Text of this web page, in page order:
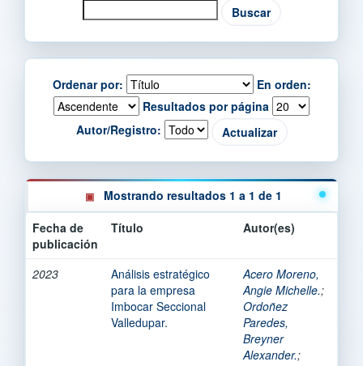
Ordenar por:
En orden:
Resultados por página
Autor/Registro:
Mostrando resultados 1 a 1 de 1
Fecha de
publicación
Título Autor(es)
2023
Análisis estratégico
para la empresa
Imbocar Seccional
Valledupar.
Acero Moreno,
Angie Michelle.;
Ordoñez
Paredes,
Breyner
Alexander.;